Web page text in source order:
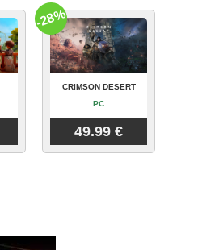
CRIMSON DESERT
PC
49.99 €
-28%